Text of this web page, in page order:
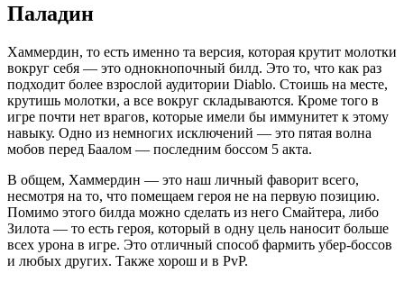
Паладин
Хаммердин, то есть именно та версия, которая крутит молотки
вокруг себя — это однокнопочный билд. Это то, что как раз
подходит более взрослой аудитории Diablo. Стоишь на месте,
крутишь молотки, а все вокруг складываются. Кроме того в
игре почти нет врагов, которые имели бы иммунитет к этому
навыку. Одно из немногих исключений — это пятая волна
мобов перед Баалом — последним боссом 5 акта.
В общем, Хаммердин — это наш личный фаворит всего,
несмотря на то, что помещаем героя не на первую позицию.
Помимо этого билда можно сделать из него Смайтера, либо
Зилота — то есть героя, который в одну цель наносит больше
всех урона в игре. Это отличный способ фармить убер-боссов
и любых других. Также хорош и в PvP.